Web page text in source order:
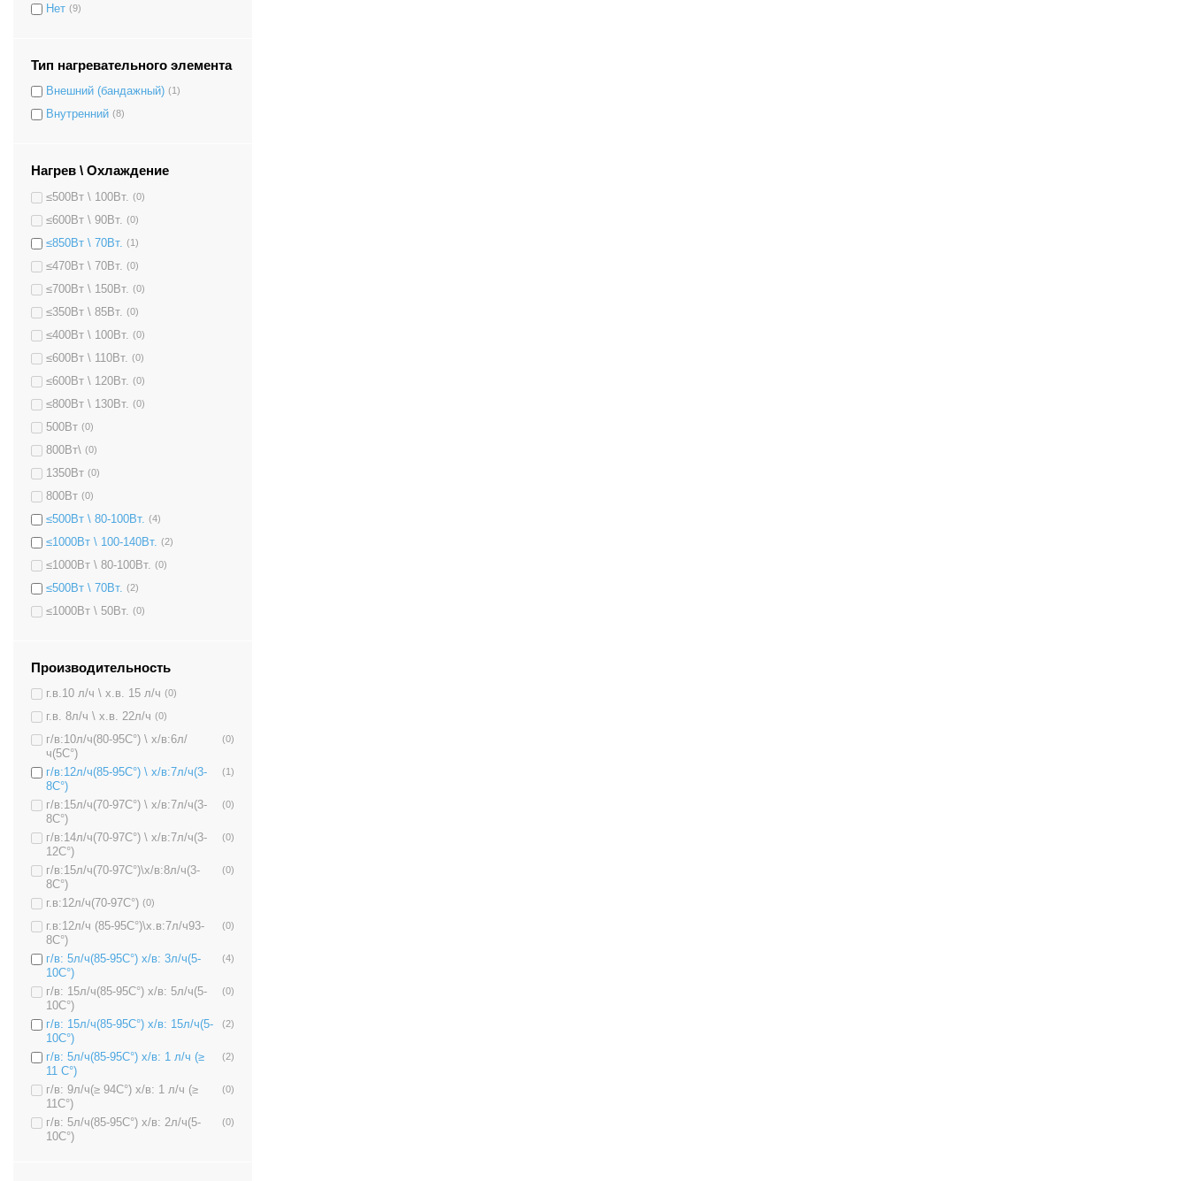
Нет (9)
Тип нагревательного элемента
Внешний (бандажный) (1)
Внутренний (8)
Нагрев \ Охлаждение
≤500Вт \ 100Вт. (0)
≤600Вт \ 90Вт. (0)
≤850Вт \ 70Вт. (1)
≤470Вт \ 70Вт. (0)
≤700Вт \ 150Вт. (0)
≤350Вт \ 85Вт. (0)
≤400Вт \ 100Вт. (0)
≤600Вт \ 110Вт. (0)
≤600Вт \ 120Вт. (0)
≤800Вт \ 130Вт. (0)
500Вт (0)
800Вт\ (0)
1350Вт (0)
800Вт (0)
≤500Вт \ 80-100Вт. (4)
≤1000Вт \ 100-140Вт. (2)
≤1000Вт \ 80-100Вт. (0)
≤500Вт \ 70Вт. (2)
≤1000Вт \ 50Вт. (0)
Производительность
г.в.10 л/ч \ х.в. 15 л/ч (0)
г.в. 8л/ч \ х.в. 22л/ч (0)
г/в:10л/ч(80-95C°) \ х/в:6л/
ч(5C°)
(0)
г/в:12л/ч(85-95C°) \ х/в:7л/ч(3-
8C°)
(1)
г/в:15л/ч(70-97C°) \ х/в:7л/ч(3-
8C°)
(0)
г/в:14л/ч(70-97C°) \ х/в:7л/ч(3-
12C°)
(0)
г/в:15л/ч(70-97C°)\х/в:8л/ч(3-
8C°)
(0)
г.в:12л/ч(70-97C°) (0)
г.в:12л/ч (85-95C°)\х.в:7л/ч93-
8C°)
(0)
г/в: 5л/ч(85-95C°) х/в: 3л/ч(5-
10C°)
(4)
г/в: 15л/ч(85-95C°) х/в: 5л/ч(5-
10C°)
(0)
г/в: 15л/ч(85-95C°) х/в: 15л/ч(5-
10C°)
(2)
г/в: 5л/ч(85-95C°) х/в: 1 л/ч (≥
11 C°)
(2)
г/в: 9л/ч(≥ 94C°) х/в: 1 л/ч (≥
11C°)
(0)
г/в: 5л/ч(85-95C°) х/в: 2л/ч(5-
10C°)
(0)